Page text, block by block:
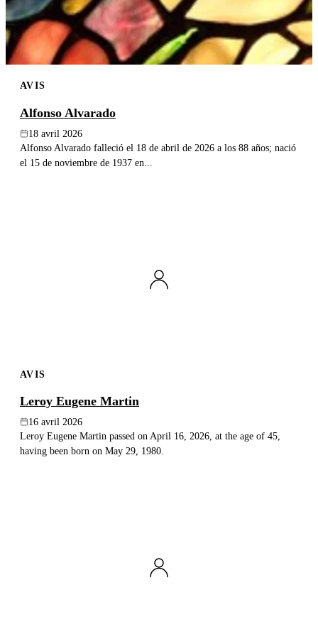
AVIS
Alfonso Alvarado
18 avril 2026
Alfonso Alvarado falleció el 18 de abril de 2026 a los 88 años; nació
el 15 de noviembre de 1937 en...
AVIS
Leroy Eugene Martin
16 avril 2026
Leroy Eugene Martin passed on April 16, 2026, at the age of 45,
having been born on May 29, 1980.